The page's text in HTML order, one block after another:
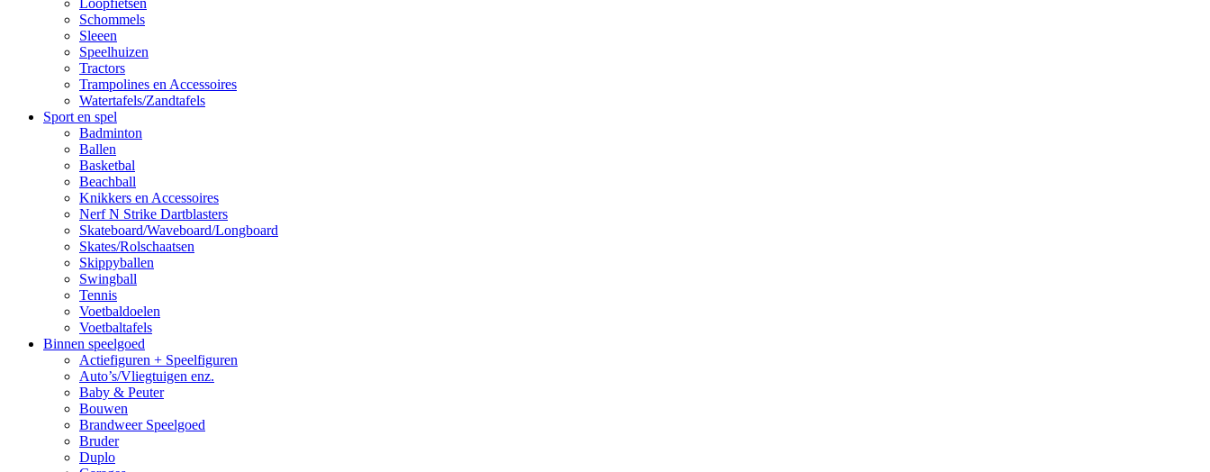
Schommels
Sleeen
Speelhuizen
Tractors
Trampolines en Accessoires
Watertafels/Zandtafels
Sport en spel
Badminton
Ballen
Basketbal
Beachball
Knikkers en Accessoires
Nerf N Strike Dartblasters
Skateboard/Waveboard/Longboard
Skates/Rolschaatsen
Skippyballen
Swingball
Tennis
Voetbaldoelen
Voetbaltafels
Binnen speelgoed
Actiefiguren + Speelfiguren
Auto’s/Vliegtuigen enz.
Baby & Peuter
Bouwen
Brandweer Speelgoed
Bruder
Duplo